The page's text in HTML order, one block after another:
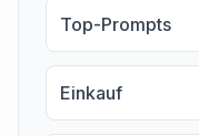
Top-Prompts
Einkauf